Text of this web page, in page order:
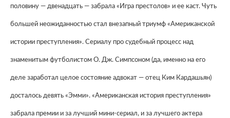
половину — двенадцать — забрала «Игра престолов» и ее каст. Чуть
большей неожиданностью стал внезапный триумф «Американской
истории преступления». Сериалу про судебный процесс над
знаменитым футболистом О. Дж. Симпсоном (да, именно на его
деле заработал целое состояние адвокат — отец Ким Кардашьян)
досталось девять «Эмми». «Американская история преступления»
забрала премии и за лучший мини-сериал, и за лучшего актера